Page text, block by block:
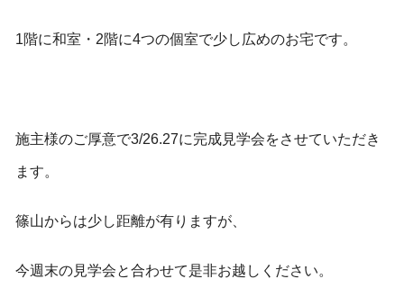
1階に和室・2階に4つの個室で少し広めのお宅です。
施主様のご厚意で3/26.27に完成見学会をさせていただき
ます。
篠山からは少し距離が有りますが、
今週末の見学会と合わせて是非お越しください。